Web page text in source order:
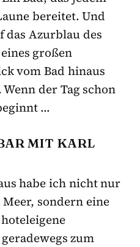
bereitet. Und
das Azurblau des
großen
vom Bad hinaus
der Tag schon
…
MIT KARL
habe ich nicht nur
sondern eine
zum